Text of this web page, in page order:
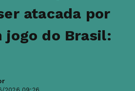
atacada por
jogo do Brasil: